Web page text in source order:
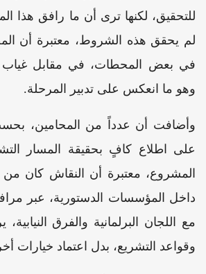
للتحقيق، لكنها ترى أن ما رافق هذا
لم يحقق هذه الشروط، معتبرة أن
في بعض المحطات، في مقابل غياب
وهو ما انعكس على تدبير المرحلة.
وأضافت أن عدداً من المحامين، بحسب
على اطلاع كافٍ بحقيقة المسار
المشروع، معتبرة أن النقاش كان
داخل المؤسسات الدستورية، عبر
مع اللجان البرلمانية والفرق
وقواعد التشريع، بدل اعتماد خيارات